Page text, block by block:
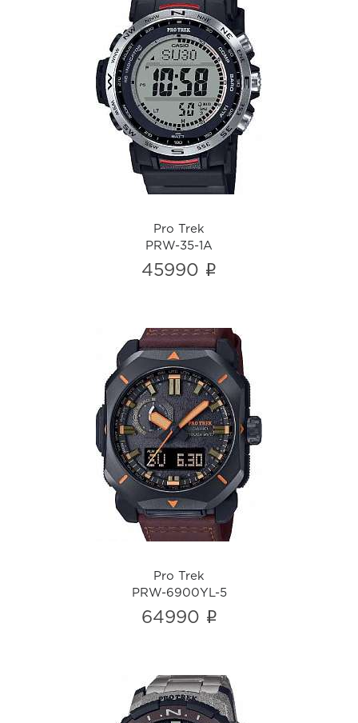
Pro Trek
PRW-35-1A
i
Pro Trek
PRW-35-1A
45990 i
Pro Trek
PRW-6900YL-5
i
Pro Trek
PRW-6900YL-5
64990 i